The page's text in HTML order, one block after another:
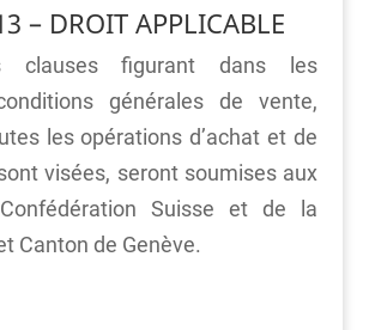
– DROIT APPLICABLE
clauses figurant dans les
générales de vente,
les opérations d’achat et de
visées, seront soumises aux
Suisse et de la
Canton de Genève.